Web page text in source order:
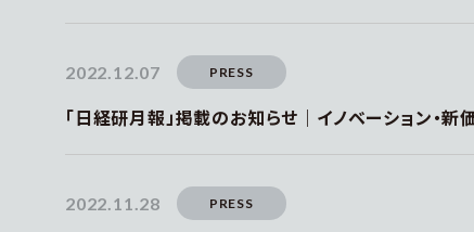
2022.12.07 PRESS
「日経研月報」掲載のお知らせ｜イノベーション・
2022.11.28 PRESS